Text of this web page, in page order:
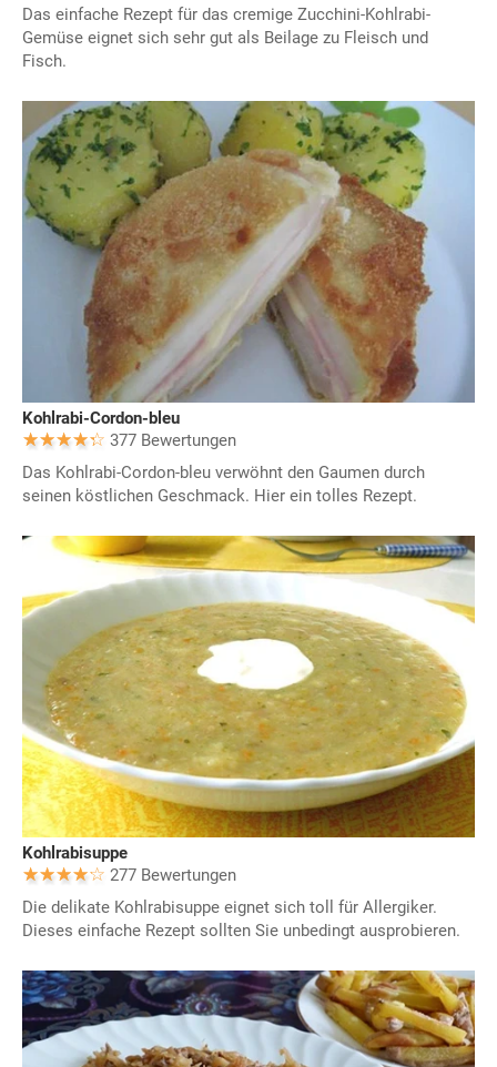
Das einfache Rezept für das cremige Zucchini-Kohlrabi-
Gemüse eignet sich sehr gut als Beilage zu Fleisch und
Fisch.
Kohlrabi-Cordon-bleu
377 Bewertungen
Das Kohlrabi-Cordon-bleu verwöhnt den Gaumen durch
seinen köstlichen Geschmack. Hier ein tolles Rezept.
Kohlrabisuppe
277 Bewertungen
Die delikate Kohlrabisuppe eignet sich toll für Allergiker.
Dieses einfache Rezept sollten Sie unbedingt ausprobieren.